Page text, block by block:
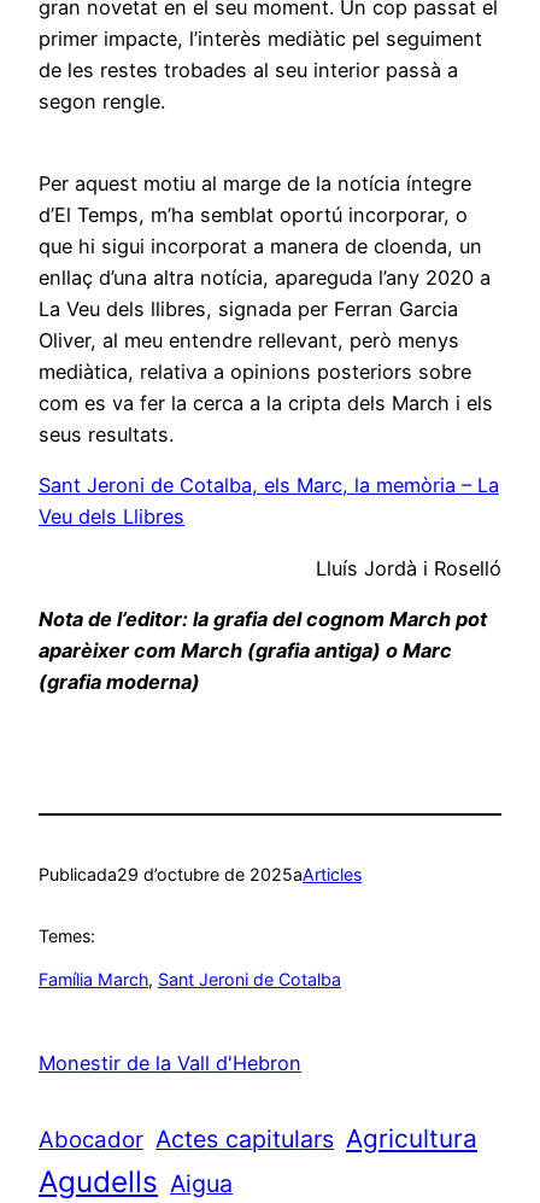
gran novetat en el seu moment. Un cop passat el
primer impacte, l’interès mediàtic pel seguiment
de les restes trobades al seu interior passà a
segon rengle.
Per aquest motiu al marge de la notícia íntegre
d’El Temps, m’ha semblat oportú incorporar, o
que hi sigui incorporat a manera de cloenda, un
enllaç d’una altra notícia, apareguda l’any 2020 a
La Veu dels llibres, signada per Ferran Garcia
Oliver, al meu entendre rellevant, però menys
mediàtica, relativa a opinions posteriors sobre
com es va fer la cerca a la cripta dels March i els
seus resultats.
Sant Jeroni de Cotalba, els Marc, la memòria – La
Veu dels Llibres
Lluís Jordà i Roselló
Nota de l’editor: la grafia del cognom March pot
aparèixer com March (grafia antiga) o Marc
(grafia moderna)
Publicada29 d’octubre de 2025aArticles
Temes:
Família March, Sant Jeroni de Cotalba
Monestir de la Vall d'Hebron
Abocador Actes capitulars Agricultura
Agudells Aigua